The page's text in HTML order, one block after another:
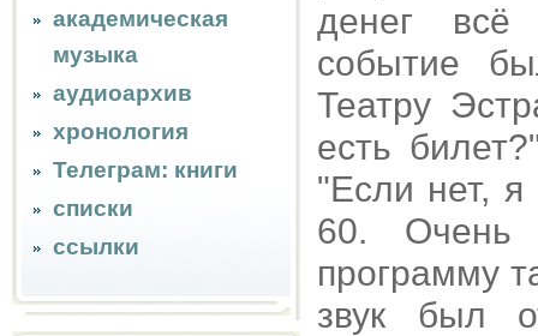
академическая
музыка
аудиоархив
хронология
Телеграм: книги
списки
ссылки
денег всё
событие
Театру
есть
"Если нет,
60. Очень
программу
звук был